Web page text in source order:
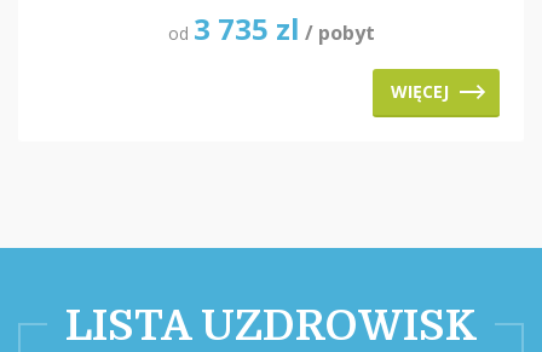
od 3 735 zl / pobyt
WIĘCEJ
LISTA UZDROWISK